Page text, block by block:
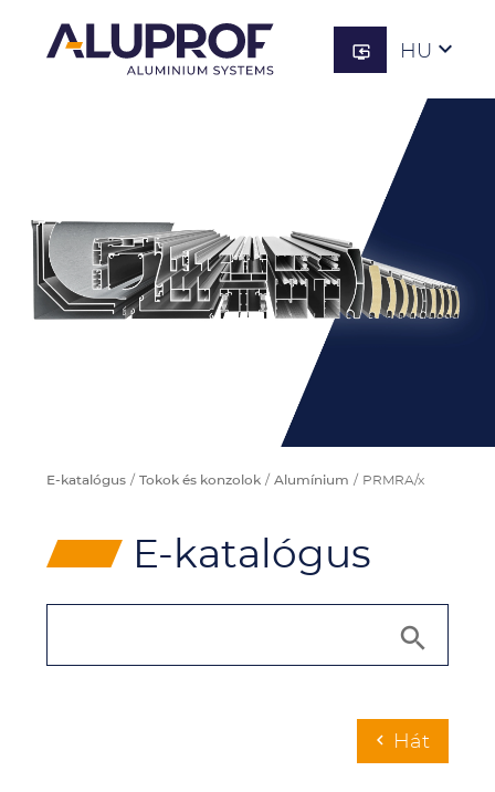
 HU keyboard_arrow_down
E-katalógus Tokok és konzolok Alumínium PRMRA/x
⸠ E-katalógus
chevron_left Hát